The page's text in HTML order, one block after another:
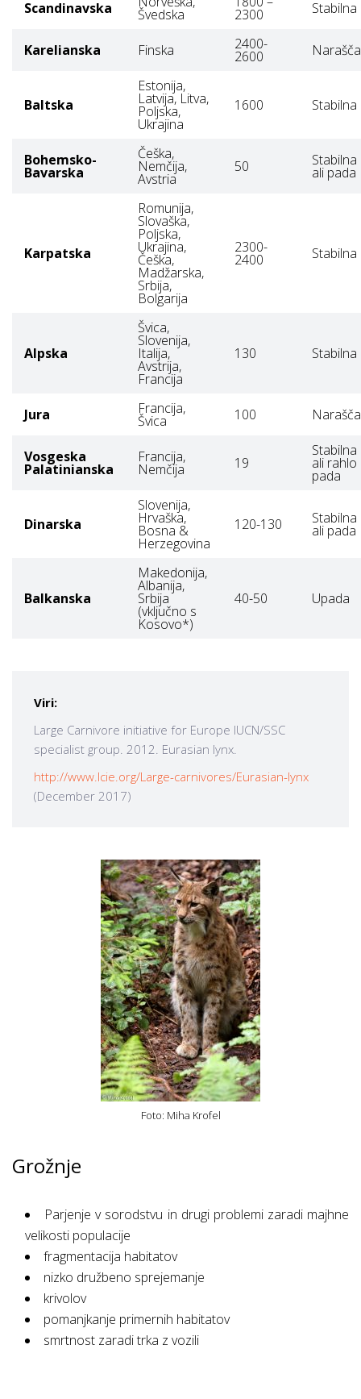
Scandinavska Švedska 2300 Stabilna
Karelianska Finska 2400-
2600 Narašča
Baltska
Estonija,
Latvija, Litva,
Poljska,
Ukrajina
1600 Stabilna
Bohemsko-
Bavarska
Češka,
Nemčija,
Avstria
50 Stabilna
ali pada
Karpatska
Romunija,
Slovaška,
Poljska,
Ukrajina,
Češka,
Madžarska,
Srbija,
Bolgarija
2300-
2400 Stabilna
Alpska
Švica,
Slovenija,
Italija,
Avstrija,
Francija
130 Stabilna
Jura Francija,
Švica 100 Narašča
Vosgeska
Palatinianska
Francija,
Nemčija 19
Stabilna
ali rahlo
pada
Dinarska
Slovenija,
Hrvaška,
Bosna &
Herzegovina
120-130 Stabilna
ali pada
Balkanska
Makedonija,
Albanija,
Srbija
(vključno s
Kosovo*)
40-50 Upada
Viri:
Large Carnivore initiative for Europe IUCN/SSC
specialist group. 2012. Eurasian lynx.
http://www.lcie.org/Large-carnivores/Eurasian-lynx
(December 2017)
Foto: Miha Krofel
Grožnje
Parjenje v sorodstvu in drugi problemi zaradi majhne
velikosti populacije
fragmentacija habitatov
nizko družbeno sprejemanje
krivolov
pomanjkanje primernih habitatov
smrtnost zaradi trka z vozili